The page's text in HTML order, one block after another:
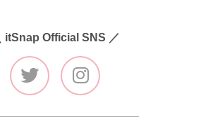
itSnap Official SNS ／